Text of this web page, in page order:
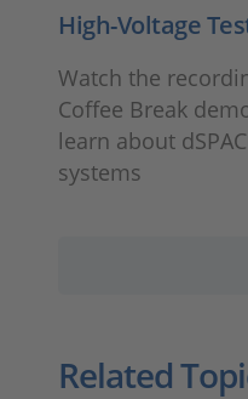
High-Voltage
Watch the
Coffee Break
learn about
systems
Related